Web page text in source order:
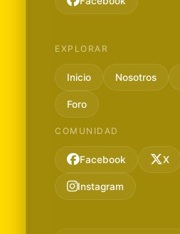
EXPLORAR
Inicio Nosotros
Foro
COMUNIDAD
Facebook X
Instagram